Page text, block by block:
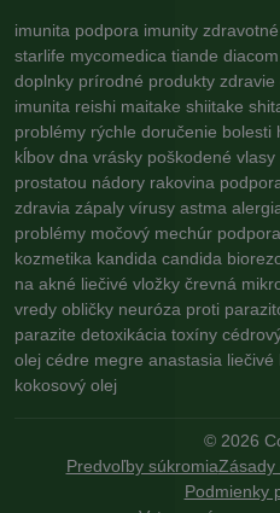
imunita podpora imunity
starlife mycomedica tiande diacom
doplnky prírodné produkty zdravie
imunita reishi maitake shiitake
problémy rýchle doručenie bolesti
kĺbov dna vrásky poškodené vlasy
prostatou nádory rakovina
zdravia zápaly vírusy astma
problémy močový mechúr
kozmetika kandida candida
na akné liečivé vložky črevná
vredy obličky neuróza proti
parazite detoxikácia toxíny
olej cédre megre anastasia liečivé
kokosový olej
© 2026
Predvoľby súkromiaZásady
Podmienky